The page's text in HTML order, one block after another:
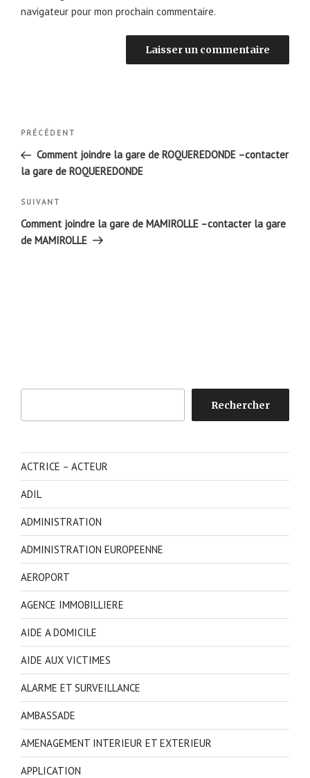
navigateur pour mon prochain commentaire.
Navigation
l’article
Article
précédent
PRÉCÉDENT
Comment joindre la gare de ROQUEREDONDE –contacter
la gare de ROQUEREDONDE
Article
suivant
SUIVANT
Comment joindre la gare de MAMIROLLE –contacter la gare
de MAMIROLLE
Rechercher
ACTRICE – ACTEUR
ADIL
ADMINISTRATION
ADMINISTRATION EUROPEENNE
AEROPORT
AGENCE IMMOBILLIERE
AIDE A DOMICILE
AIDE AUX VICTIMES
ALARME ET SURVEILLANCE
AMBASSADE
AMENAGEMENT INTERIEUR ET EXTERIEUR
APPLICATION